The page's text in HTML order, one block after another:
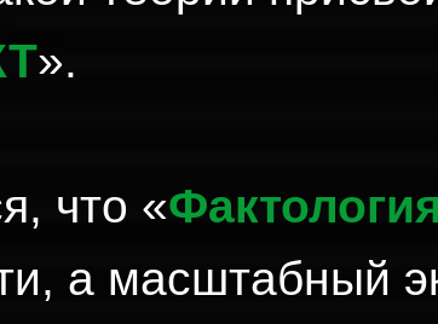
».
что «Фактология
а масштабный